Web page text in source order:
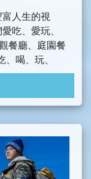
富人生的視
愛吃、愛玩、
餐廳、庭園餐
喝、玩、